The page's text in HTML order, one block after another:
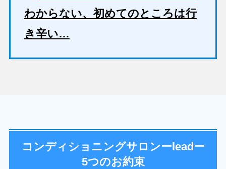
わからない、初めてのところは行
き辛い…
コンディショニングサロンーleadー
5つのお約束